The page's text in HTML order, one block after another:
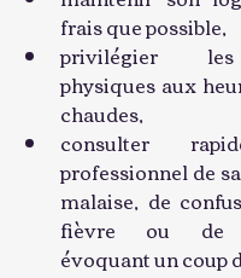
frais que possible,
privilégier
physiques aux
chaudes,
consulter
professionnel de
malaise, de
fièvre ou de
évoquant un coup